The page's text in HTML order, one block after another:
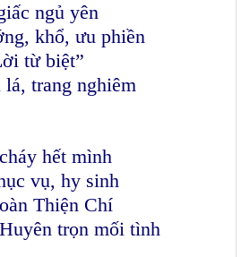
ngủ yên
khổ, ưu phiền
từ biệt”
lá, trang nghiêm
hết mình
vụ, hy sinh
Thiện Chí
trọn mối tình